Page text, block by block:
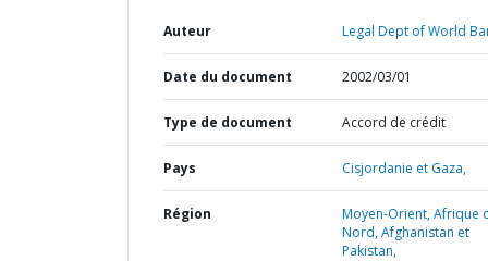
Auteur Legal Dept of World
Date du document 2002/03/01
Type de document Accord de crédit
Pays Cisjordanie et Gaza,
Région
Moyen-Orient, Afrique
Nord, Afghanistan et
Pakistan,